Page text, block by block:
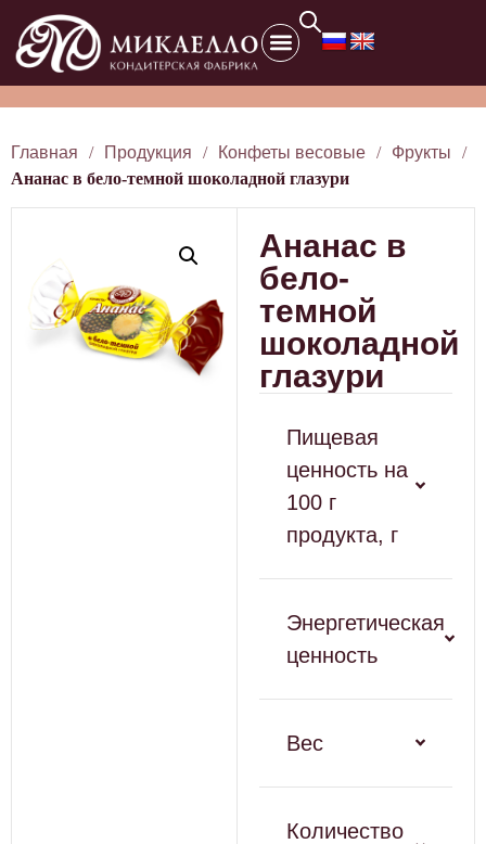
Главная / Продукция / Конфеты весовые / Фрукты
/
Ананас в бело-темной шоколадной глазури
Ананас в
бело-
темной
шоколадной
глазури
Пищевая
ценность на
100 г
продукта, г
Энергетическая
ценность
Вес
Количество